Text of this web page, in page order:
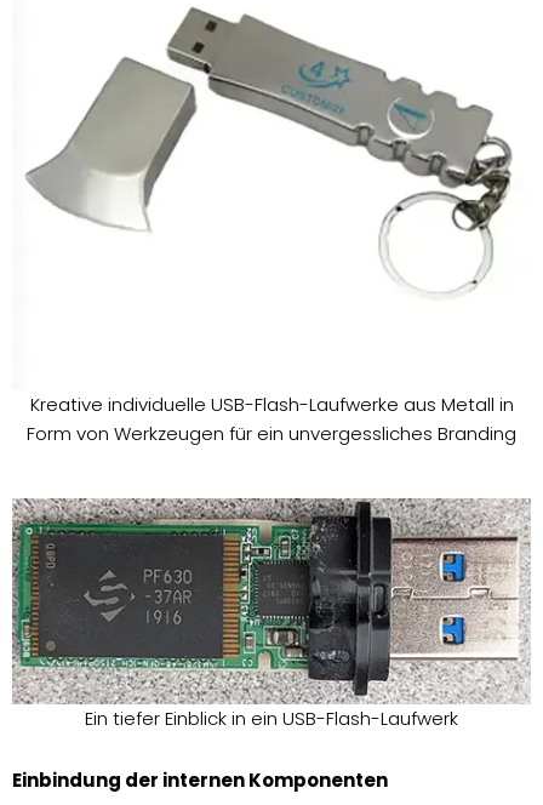
Kreative individuelle USB-Flash-Laufwerke aus Metall in
Form von Werkzeugen für ein unvergessliches Branding
Ein tiefer Einblick in ein USB-Flash-Laufwerk
Einbindung der internen Komponenten